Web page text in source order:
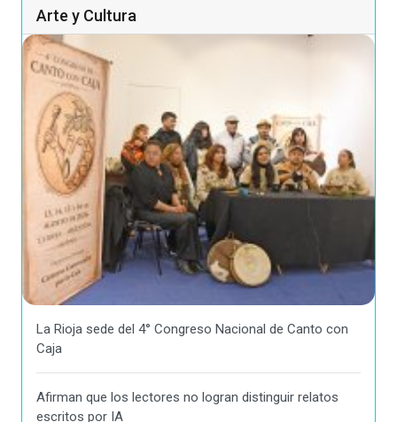
Arte y Cultura
La Rioja sede del 4° Congreso Nacional de Canto con
Caja
Afirman que los lectores no logran distinguir relatos
escritos por IA